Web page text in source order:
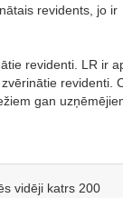
revidents, jo ir
revidenti. LR ir
revidenti.
gan
vidēji katrs 200